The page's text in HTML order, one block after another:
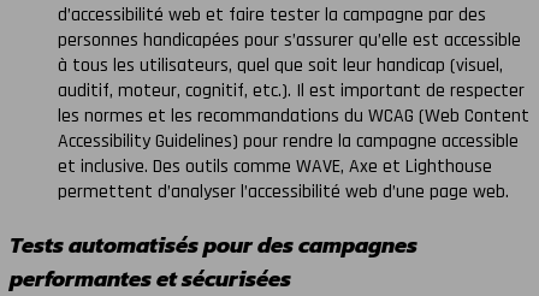
d’accessibilité web et faire tester la campagne par des
personnes handicapées pour s’assurer qu’elle est accessible
à tous les utilisateurs, quel que soit leur handicap (visuel,
auditif, moteur, cognitif, etc.). Il est important de respecter
les normes et les recommandations du WCAG (Web Content
Accessibility Guidelines) pour rendre la campagne accessible
et inclusive. Des outils comme WAVE, Axe et Lighthouse
permettent d’analyser l’accessibilité web d’une page web.
Tests automatisés pour des campagnes
performantes et sécurisées